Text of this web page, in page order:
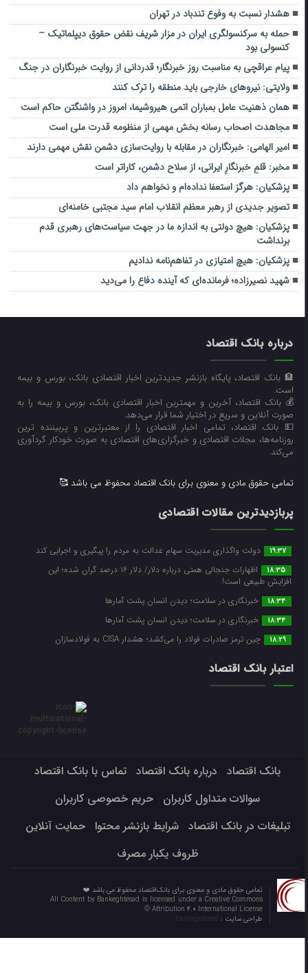
هشدار نسبت به وفوع تندباد در تهران
حمله به سرکنسولگری ایران در مزار شریف نقض حقوق دیپلماتیک –
کنسولی بود
پیام عراقچی به مناسبت روز خبرنگار؛ قدردانی از روایت خبرنگاران در جنگ
ولایتی: نیروهای خارجی باید منطقه را ترک کنند
همان ذهنیت عامل بمباران اتمی هیروشیما، امروز در واشنگتن حاکم است
مجاهدت اصحاب رسانه بخش مهمی از منظومه قدرت ملی است
امیر الهامی: خبرنگاران در مقابله با روایت‌سازی دشمن نقش مهمی دارند
مخبر: قلمِ خبرنگارِ ایرانی، از سلاح دشمن، کاراتر است
پزشکیان: هرگز استعفا نداده‌ام و نخواهم داد
تصویر جدیدی از رهبر معظم انقلاب امام سید مجتبی خامنه‌ای
پزشکیان: هیچ دولتی به اندازه ما در جهت سیاست‌های رهبری قدم
برنداشت
پزشکیان: هیچ امتیازی در تفاهم‌نامه ندادیم
شهید نصیرزاده؛ فرمانده‌ای که آینده دفاع را می‌دید
درباره بانک اقتصاد
🏦 بانک اقتصاد، پایگاه بازنشر جدیدترین اخبار اقتصادی بانک، بورس و بیمه
است.
💰 بانک اقتصاد، آخرین و مهمترین اخبار اقتصادی بانک، بورس و بیمه را به
صورت آنلاین و سریع در اختیار شما قرار می‌‌دهد.
💵 بانک اقتصاد، تمامی اخبار اقتصادی را از معتبرترین و پربیننده ترین
روزنامه‌ها، مجلات اقتصادی و خبرگزاری‌های اقتصادی به صورت خودکار گردآوری
می‌کند.
تمامی حقوق مادی و معنوی برای بانک اقتصاد محفوظ می باشد 🥰
پربازدیدترین مقالات اقتصادی
19:37 دولت واگذاری مدیریت سهام عدالت به مردم را پیگیری و اجرایی کند
18:35
اظهارات جنجالی همتی درباره دلار/ دلار ۱۶ درصد گران شده؛ این
افزایش طبیعی است!
18:34 خبرنگاری در سلامت؛ دیدن انسان پشت آمارها
18:34 خبرنگاری در سلامت؛ دیدن انسان پشت آمارها
18:29 چین ترمز صادرات فولاد را می‌کشد؛ هشدار CISA به فولادسازان
اعتبار بانک اقتصاد
بانک اقتصاد درباره بانک اقتصاد
تماس با بانک اقتصاد
سوالات متداول کاربران
حریم خصوصی کاربران
تبلیغات در بانک اقتصاد
شرایط بازنشر محتوا
حمایت آنلاین
ظروف یکبار مصرف
تمامی حقوق مادی و معنوی برای بانک‌اقتصاد محفوظ می باشد ❤️
All Content by Bankeghtesad is licensed under a Creative Commons
Attribution 4.0 International License ©️
طراحی سایت :